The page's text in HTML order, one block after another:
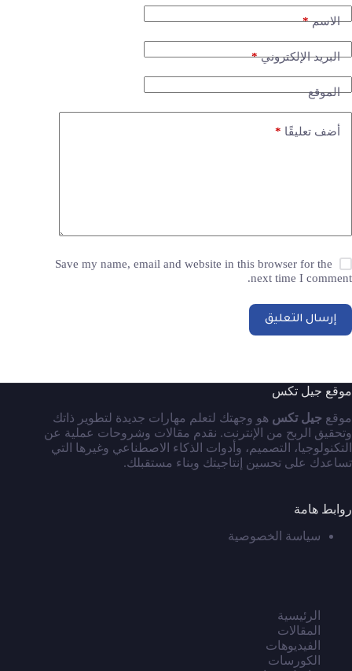
الاسم*
البريد الإلكتروني*
الموقع
أضف تعليقًا *
Save my name, email and website in this browser for the
next time I comment.
إرسال التعليق
موقع جيل تكس
موقع جيل تكس هو وجهتك لتعلم مهارات جديدة لتطوير ذاتك
وتحقيق الربح من الإنترنت. نقدم مقالات وشروحات عملية عن
التكنولوجيا، التصميم، وأدوات الذكاء الاصطناعي وغيرها التي
تساعدك على تحسين إنتاجيتك وبناء مستقبلك.
روابط هامة
سياسة الخصوصية
الرئيسية
المقالات
الفيديوهات
الكورسات